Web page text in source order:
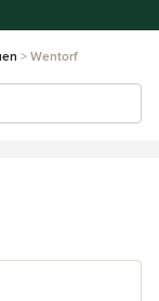
Wentorf